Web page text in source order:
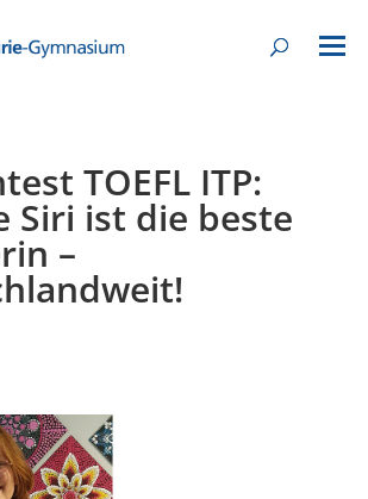
TOEFL ITP:
Siri ist die beste
–